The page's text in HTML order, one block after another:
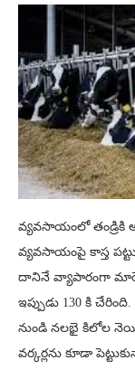
వ్యవసాయంలో తండ్రికి
వ్యవసాయంపై కాస్త
దానినే వ్యాపారంగా
ఇప్పుడు 130 కి
నుండి నలభై కిలోల
వర్కర్లను కూడా